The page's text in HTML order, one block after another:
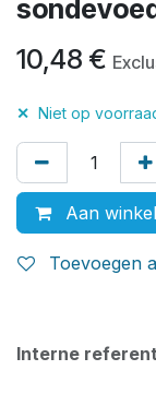
10,48 €
✕ Niet op
Aan
Toevoegen
Interne